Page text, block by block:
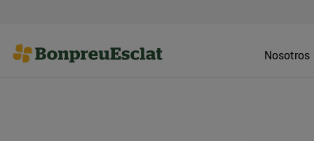
Nosotros